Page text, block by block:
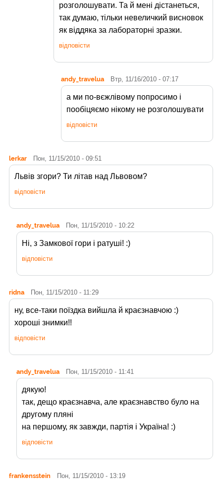
розголошувати. Та й мені дістанеться,
так думаю, тільки невеличкий висновок
як віддяка за лабораторні зразки.
відповісти
andy_travelua Втр, 11/16/2010 - 07:17
а ми по-вєжлівому попросимо і
пообіцяємо нікому не розголошувати
відповісти
lerkar Пон, 11/15/2010 - 09:51
Львів згори? Ти літав над Львовом?
відповісти
andy_travelua Пон, 11/15/2010 - 10:22
Ні, з Замкової гори і ратуші! :)
відповісти
ridna Пон, 11/15/2010 - 11:29
ну, все-таки поїздка вийшла й краєзнавчою :)
хороші знимки!!
відповісти
andy_travelua Пон, 11/15/2010 - 11:41
дякую!
так, дещо краєзнавча, але краєзнавство було на
другому пляні
на першому, як завжди, партія і Україна! :)
відповісти
frankensstein Пон, 11/15/2010 - 13:19